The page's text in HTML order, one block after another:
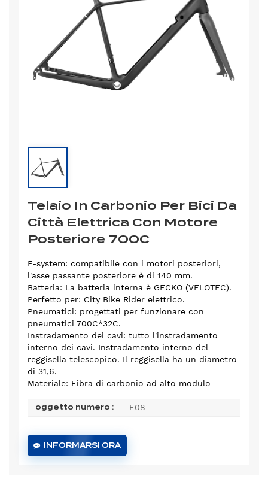
Telaio In Carbonio Per Bici Da
Città Elettrica Con Motore
Posteriore 700C
E-system: compatibile con i motori posteriori,
l'asse passante posteriore è di 140 mm.
Batteria: La batteria interna è GECKO (VELOTEC).
Perfetto per: City Bike Rider elettrico.
Pneumatici: progettati per funzionare con
pneumatici 700C*32C.
Instradamento dei cavi: tutto l'instradamento
interno dei cavi. Instradamento interno del
reggisella telescopico. Il reggisella ha un diametro
di 31,6.
Materiale: Fibra di carbonio ad alto modulo
oggetto numero : E08
INFORMARSI ORA